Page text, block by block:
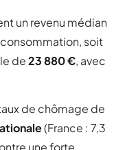
un revenu médian
soit
de23 880 €, avec
de chômage de
(France : 7,3
une forte